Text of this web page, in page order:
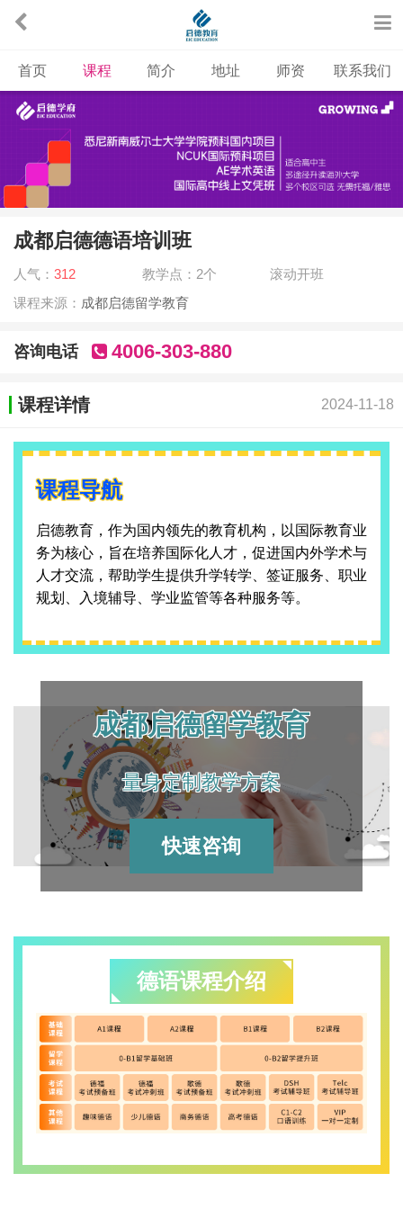
首页 课程 简介 地址 师资 联系我们
成都启德德语培训班
人气： 312 教学点：2个
滚动开班
课程来源： 成都启德留学教育
咨询电话 4006-303-880
课程详情 2024-11-18
课程导航
启德教育，作为国内领先的教育机构，以国际教育业
务为核心，旨在培养国际化人才，促进国内外学术与
人才交流，帮助学生提供升学转学、签证服务、职业
规划、入境辅导、学业监管等各种服务等。
成都启德留学教育
量身定制教学方案
快速咨询
德语课程介绍